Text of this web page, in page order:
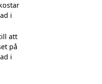
i
att
på
i